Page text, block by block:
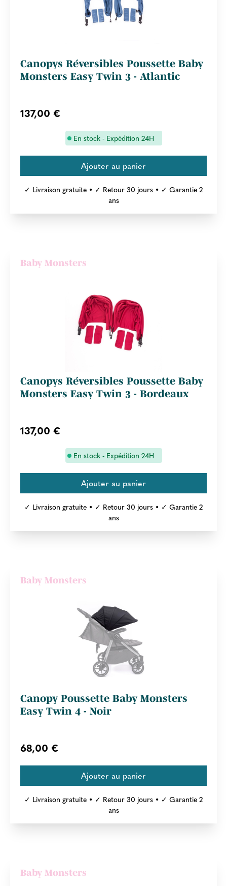
Canopys Réversibles Poussette Baby
Monsters Easy Twin 3 - Atlantic
137,00 €
En stock - Expédition 24H
✓ Livraison gratuite • ✓ Retour 30 jours • ✓ Garantie 2
ans
Baby Monsters
Canopys Réversibles Poussette Baby
Monsters Easy Twin 3 - Bordeaux
137,00 €
En stock - Expédition 24H
✓ Livraison gratuite • ✓ Retour 30 jours • ✓ Garantie 2
ans
Baby Monsters
Canopy Poussette Baby Monsters
Easy Twin 4 - Noir
68,00 €
✓ Livraison gratuite • ✓ Retour 30 jours • ✓ Garantie 2
ans
Baby Monsters